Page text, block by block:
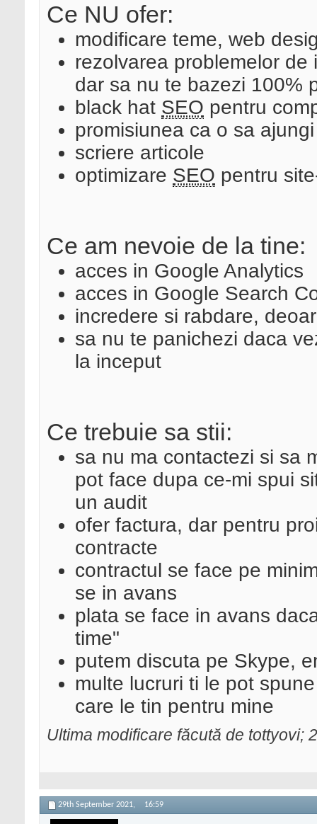
Ce NU ofer:
modificare teme, web
rezolvarea problemelor
dar sa nu te bazezi 100%
black hat SEO pentru
promisiunea ca o sa
scriere articole
optimizare SEO pentru
Ce am nevoie de la tine:
acces in Google Analytics
acces in Google Search
incredere si rabdare,
sa nu te panichezi daca
la inceput
Ce trebuie sa stii:
sa nu ma contactezi si sa
pot face dupa ce-mi spui
un audit
ofer factura, dar pentru
contracte
contractul se face pe
se in avans
plata se face in avans
time"
putem discuta pe Skype,
multe lucruri ti le pot
care le tin pentru mine
Ultima modificare făcută de tottyovi;
29th September 2021, 16:59